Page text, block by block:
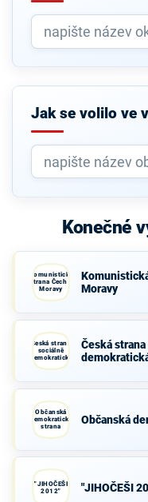
Jak se volilo ve
Konečné
Komunistická
strana Čech a
Moravy
Moravy
Česká strana
sociálně
demokratická
Česká
Občanská
demokratická
strana
Občanská
"JIHOČEŠI
2012"
"JIHOČEŠI